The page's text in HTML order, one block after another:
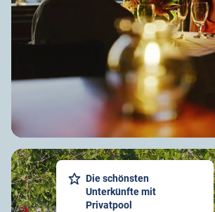
Die schönsten
Unterkünfte mit
Privatpool